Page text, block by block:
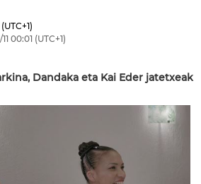
(UTC+1)
00:01 (UTC+1)
Dandaka eta Kai Eder jatetxeak